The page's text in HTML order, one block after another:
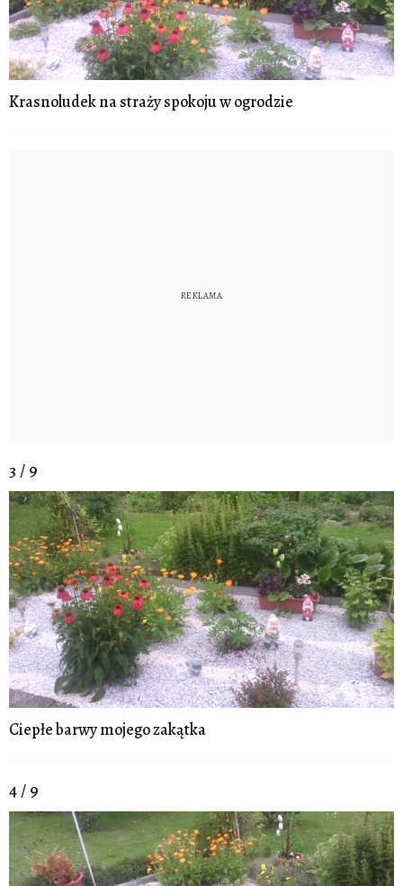
Krasnoludek na straży spokoju w ogrodzie
3 / 9
Ciepłe barwy mojego zakątka
4 / 9